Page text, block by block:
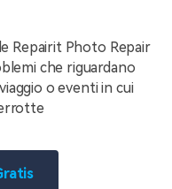
Repairit Photo Repair
che riguardano
o eventi in cui